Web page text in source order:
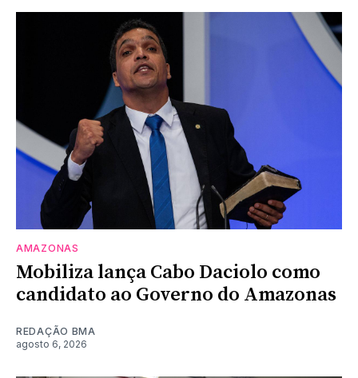
AMAZONAS
Mobiliza lança Cabo Daciolo como
candidato ao Governo do Amazonas
REDAÇÃO BMA
agosto 6, 2026